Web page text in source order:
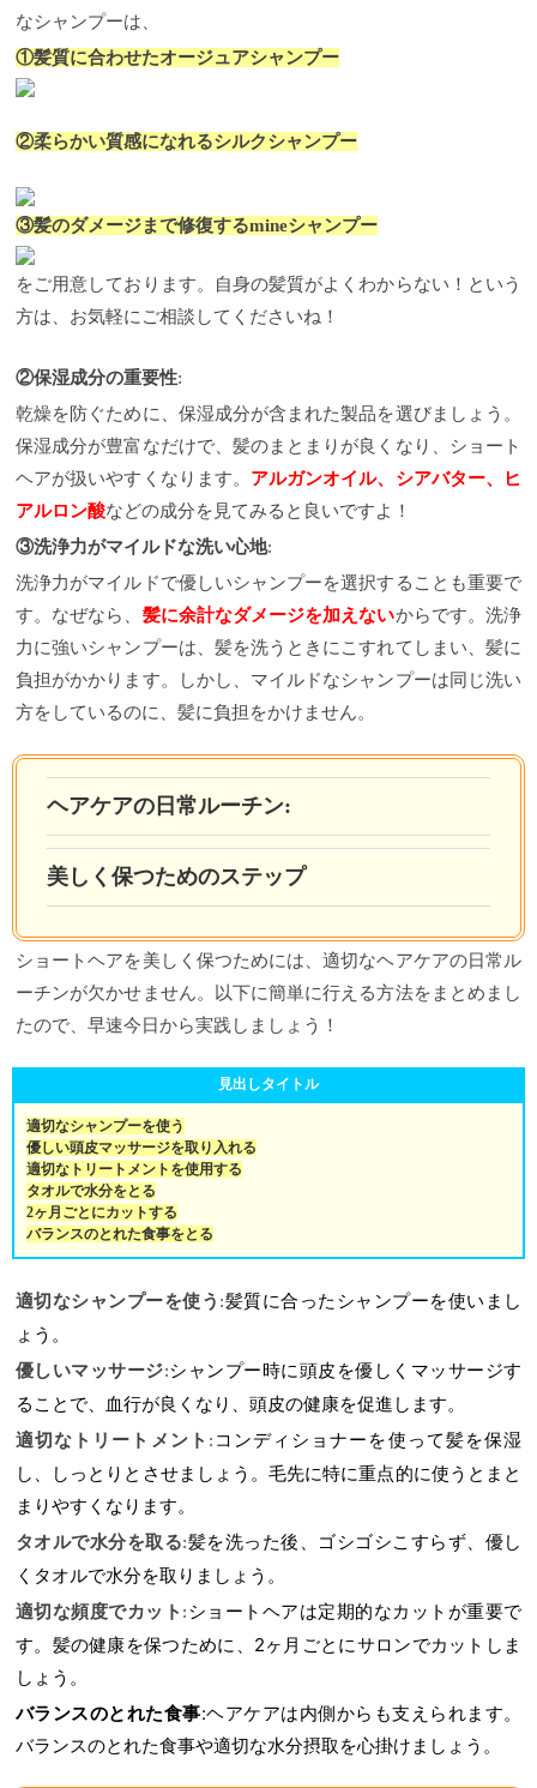
なシャンプーは、
①髪質に合わせたオージュアシャンプー
②柔らかい質感になれるシルクシャンプー
③髪のダメージまで修復するmineシャンプー
をご用意しております。自身の髪質がよくわからない！という
方は、お気軽にご相談してくださいね！
②保湿成分の重要性:
乾燥を防ぐために、保湿成分が含まれた製品を選びましょう。
保湿成分が豊富なだけで、髪のまとまりが良くなり、ショート
ヘアが扱いやすくなります。 アルガンオイル、シアバター、ヒ
アルロン酸などの成分を見てみると良いですよ！
③洗浄力がマイルドな洗い心地:
洗浄力がマイルドで優しいシャンプーを選択することも重要で
す。なぜなら、 髪に余計なダメージを加えないからです。洗浄
力に強いシャンプーは、髪を洗うときにこすれてしまい、髪に
負担がかかります。しかし、マイルドなシャンプーは同じ洗い
方をしているのに、髪に負担をかけません。
ヘアケアの日常ルーチン:
美しく保つためのステップ
ショートヘアを美しく保つためには、適切なヘアケアの日常ル
ーチンが欠かせません。以下に簡単に行える方法をまとめまし
たので、早速今日から実践しましょう！
見出しタイトル
適切なシャンプーを使う
優しい頭皮マッサージを取り入れる
適切なトリートメントを使用する
タオルで水分をとる
2ヶ月ごとにカットする
バランスのとれた食事をとる
適切なシャンプーを使う :髪質に合ったシャンプーを使いまし
ょう。
優しいマッサージ:シャンプー時に頭皮を優しくマッサージす
ることで、血行が良くなり、頭皮の健康を促進します。
適切なトリートメント : コンディショナーを使って髪を保湿
し、しっとりとさせましょう。毛先に特に重点的に使うとまと
まりやすくなります。
タオルで水分を取る:髪を洗った後、ゴシゴシこすらず、優し
くタオルで水分を取りましょう。
適切な頻度でカット :ショートヘアは定期的なカットが重要で
す。髪の健康を保つために、2ヶ月ごとにサロンでカットしま
しょう。
バランスのとれた食事:ヘアケアは内側からも支えられます。
バランスのとれた食事や適切な水分摂取を心掛けましょう。